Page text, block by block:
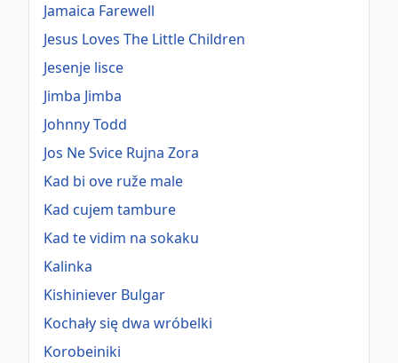
Jamaica Farewell
Jesus Loves The Little Children
Jesenje lisce
Jimba Jimba
Johnny Todd
Jos Ne Svice Rujna Zora
Kad bi ove ruže male
Kad cujem tambure
Kad te vidim na sokaku
Kalinka
Kishiniever Bulgar
Kochały się dwa wróbelki
Korobeiniki